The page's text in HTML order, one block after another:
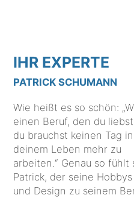
IHR EXPERTE
PATRICK SCHUMANN
Wie heißt es so schön:
einen Beruf, den du
du brauchst keinen Tag in
deinem Leben mehr zu
arbeiten.“ Genau so fühlt
Patrick, der seine Hobbys
und Design zu seinem